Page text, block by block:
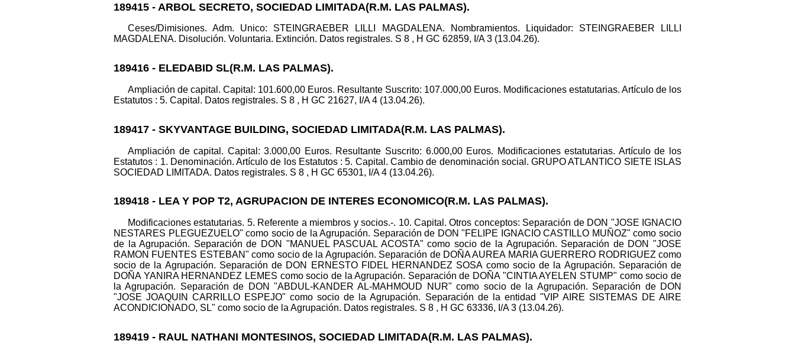
189415 - ARBOL SECRETO, SOCIEDAD LIMITADA(R.M. LAS PALMAS).
Ceses/Dimisiones. Adm. Unico: STEINGRAEBER LILLI MAGDALENA. Nombramientos. Liquidador: STEINGRAEBER LILLI
MAGDALENA. Disolución. Voluntaria. Extinción. Datos registrales. S 8 , H GC 62859, I/A 3 (13.04.26).
189416 - ELEDABID SL(R.M. LAS PALMAS).
Ampliación de capital. Capital: 101.600,00 Euros. Resultante Suscrito: 107.000,00 Euros. Modificaciones estatutarias. Artículo de los
Estatutos : 5. Capital. Datos registrales. S 8 , H GC 21627, I/A 4 (13.04.26).
189417 - SKYVANTAGE BUILDING, SOCIEDAD LIMITADA(R.M. LAS PALMAS).
Ampliación de capital. Capital: 3.000,00 Euros. Resultante Suscrito: 6.000,00 Euros. Modificaciones estatutarias. Artículo de los
Estatutos : 1. Denominación. Artículo de los Estatutos : 5. Capital. Cambio de denominación social. GRUPO ATLANTICO SIETE ISLAS
SOCIEDAD LIMITADA. Datos registrales. S 8 , H GC 65301, I/A 4 (13.04.26).
189418 - LEA Y POP T2, AGRUPACION DE INTERES ECONOMICO(R.M. LAS PALMAS).
Modificaciones estatutarias. 5. Referente a miembros y socios.-. 10. Capital. Otros conceptos: Separación de DON "JOSE IGNACIO
NESTARES PLEGUEZUELO" como socio de la Agrupación. Separación de DON "FELIPE IGNACIO CASTILLO MUÑOZ" como socio
de la Agrupación. Separación de DON "MANUEL PASCUAL ACOSTA" como socio de la Agrupación. Separación de DON "JOSE
RAMON FUENTES ESTEBAN" como socio de la Agrupación. Separación de DOÑA AUREA MARIA GUERRERO RODRIGUEZ como
socio de la Agrupación. Separación de DON ERNESTO FIDEL HERNANDEZ SOSA como socio de la Agrupación. Separación de
DOÑA YANIRA HERNANDEZ LEMES como socio de la Agrupación. Separación de DOÑA "CINTIA AYELEN STUMP" como socio de
la Agrupación. Separación de DON "ABDUL-KANDER AL-MAHMOUD NUR" como socio de la Agrupación. Separación de DON
"JOSE JOAQUIN CARRILLO ESPEJO" como socio de la Agrupación. Separación de la entidad "VIP AIRE SISTEMAS DE AIRE
ACONDICIONADO, SL" como socio de la Agrupación. Datos registrales. S 8 , H GC 63336, I/A 3 (13.04.26).
189419 - RAUL NATHANI MONTESINOS, SOCIEDAD LIMITADA(R.M. LAS PALMAS).